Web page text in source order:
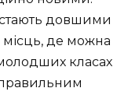
довшими
місць, де можна
класах